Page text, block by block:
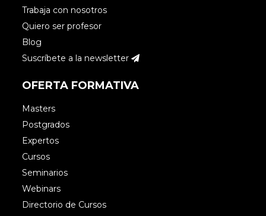
Trabaja con nosotros
Quiero ser profesor
Blog
Suscríbete a la newsletter
OFERTA FORMATIVA
Masters
Postgrados
Expertos
Cursos
Seminarios
Webinars
Directorio de Cursos